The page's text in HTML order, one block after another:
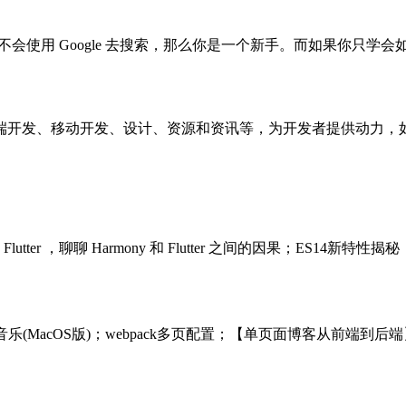
会使用 Google 去搜索，那么你是一个新手。而如果你只学
开发、移动开发、设计、资源和资讯等，为开发者提供动力
，聊聊 Harmony 和 Flutter 之间的因果；ES14新特性揭
乐(MacOS版)；webpack多页配置；【单页面博客从前端到后